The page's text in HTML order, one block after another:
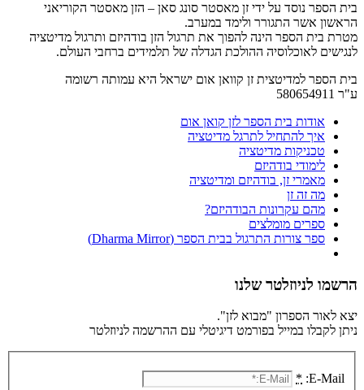
בית הספר נוסד על ידי זן מאסטר סונג סאן – הזן מאסטר הקוריאני
הראשון אשר התגורר ולימד במערב.
מטרת בית הספר הינה להפוך את תרגול הזן בודהיזם ותרגול מדיטציה
לנגישים לאוכלוסיה ההולכת הגדלה של תלמידים ברחבי העולם.
בית הספר למדיטצית זן קוואן אום ישראל היא עמותה רשומה
ע"ר 580654911
אודות בית הספר לזן קואן אום
איך להתחיל לתרגל מדיטציה
טכניקות מדיטציה
לימודי בודהיזם
מאמרי זן, בודהיזם ומדיטציה
מה זה זן
מהם עקרונות הבודהיזם?
ספרים מומלצים
ספר צורות התרגול בבית הספר (Dharma Mirror)
הרשמו לניוזלטר שלנו
יצא לאור הספרון "מבוא לזן".
ניתן לקבלו במייל בפורמט דיגיטלי עם ההרשמה לניוזלטר
E-Mail:
*